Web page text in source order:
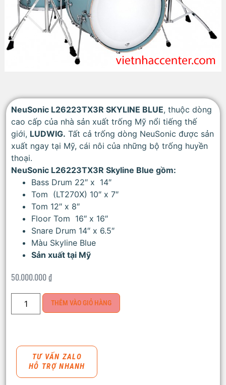
NeuSonic L26223TX3R SKYLINE BLUE, thuộc dòng
cao cấp của nhà sản xuất trống Mỹ nổi tiếng thế
giới, LUDWIG. Tất cả trống dòng NeuSonic được sản
xuất ngay tại Mỹ, cái nôi của những bộ trống huyền
thoại.
NeuSonic L26223TX3R Skyline Blue gồm:
Bass Drum 22″ x 14″
Tom (LT270X) 10″ x 7″
Tom 12″ x 8″
Floor Tom 16″ x 16″
Snare Drum 14″ x 6.5″
Màu Skyline Blue
Sản xuất tại Mỹ
50.000.000₫
THÊM VÀO GIỎ HÀNG
TƯ VẤN ZALO
HỖ TRỢ NHANH